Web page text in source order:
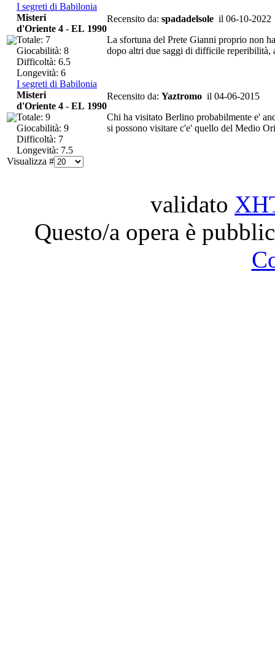
I segreti di Babilonia
Recensito da: spadadelsole il 06-10-2022
La sfortuna del Prete Gianni proprio non
dopo altri due saggi di difficile reperibilità,
Misteri
d'Oriente 4 - EL 1990
Totale: 7
Giocabilità: 8
Difficoltà: 6.5
Longevità: 6
I segreti di Babilonia
Recensito da: Yaztromo il 04-06-2015
Chi ha visitato Berlino probabilmente e'
si possono visitare c'e' quello del Medio
Misteri
d'Oriente 4 - EL 1990
Totale: 9
Giocabilità: 9
Difficoltà: 7
Longevità: 7.5
Visualizza #
validato
Questo/a opera è